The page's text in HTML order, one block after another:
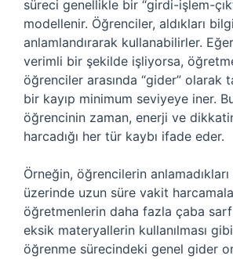
süreci genellikle bir “girdi-işlem-
modellenir. Öğrenciler, aldıkları
anlamlandırarak kullanabilirler.
verimli bir şekilde işliyorsa,
öğrenciler arasında “gider” olarak
bir kayıp minimum seviyeye iner.
öğrencinin zaman, enerji ve
harcadığı her tür kaybı ifade eder.
Örneğin, öğrencilerin
üzerinde uzun süre vakit
öğretmenlerin daha fazla çaba sarf
eksik materyallerin kullanılması
öğrenme sürecindeki genel gider